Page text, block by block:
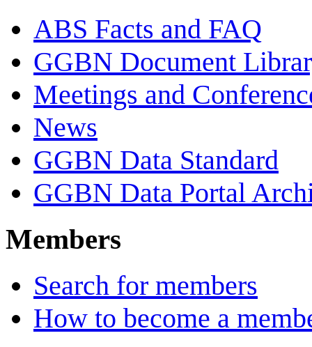
ABS Facts and FAQ
GGBN Document
Meetings and
News
GGBN Data Standard
GGBN Data Portal
Members
Search for members
How to become a